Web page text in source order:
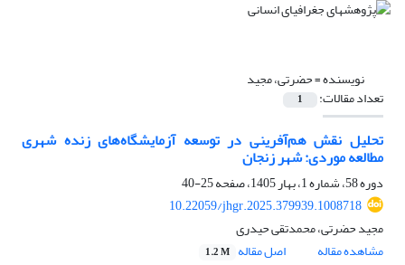
نویسنده =حضرتی، مجید
تعداد مقالات: 1
تحلیل نقش هم‌آفرینی در توسعه آزمایشگاه‌های زنده شهری
مطالعه موردی: شهر زنجان
دوره 58، شماره 1، بهار 1405، صفحه
25-40
10.22059/jhgr.2025.379939.1008718
مجید حضرتی، محمدتقی حیدری
مشاهده مقاله
اصل مقاله 1.2 M